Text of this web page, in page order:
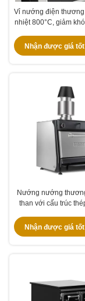
Vỉ nướng điện
nhiệt 800°C, giảm
Nhận được giá
Nướng nướng
than với cấu trúc
nhiệt độ nấu 300-
Nhận được giá